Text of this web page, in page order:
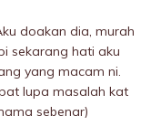
doakan dia, murah
sekarang hati aku
yang macam ni.
lupa masalah kat
sebenar)